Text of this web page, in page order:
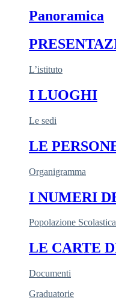
Panoramica
L’istituto
I LUOGHI
Le sedi
LE
Organigramma
I NUMERI
Popolazione Scolastica
LE CARTE
Documenti
Graduatorie